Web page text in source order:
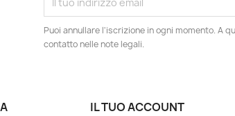
Puoi annullare l'iscrizione in ogni momento. A
contatto nelle note legali.
IL TUO ACCOUNT